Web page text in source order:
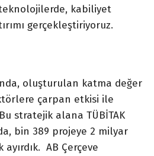
kabiliyet
gerçekleştiriyoruz.
oluşturulan katma değer
çarpan etkisi ile
stratejik alana TÜBİTAK
bin 389 projeye 2 milyar
AB Çerçeve